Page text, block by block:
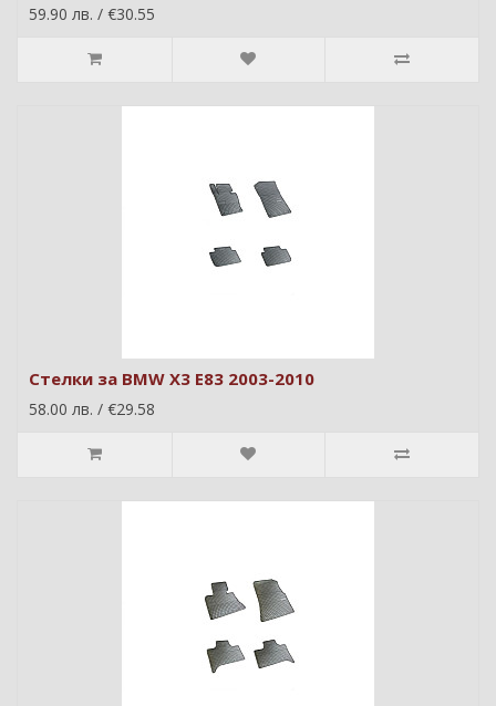
59.90 лв. / €30.55
Стелки за BMW X3 E83 2003-2010
58.00 лв. / €29.58